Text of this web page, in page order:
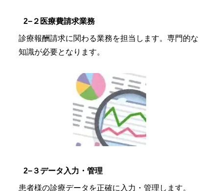
2−２医療費請求業務
診療報酬請求に関わる業務を担当します。専門的な
知識が必要となります。
2−３データ入力・管理
患者様の診療データを正確に入力・管理します。